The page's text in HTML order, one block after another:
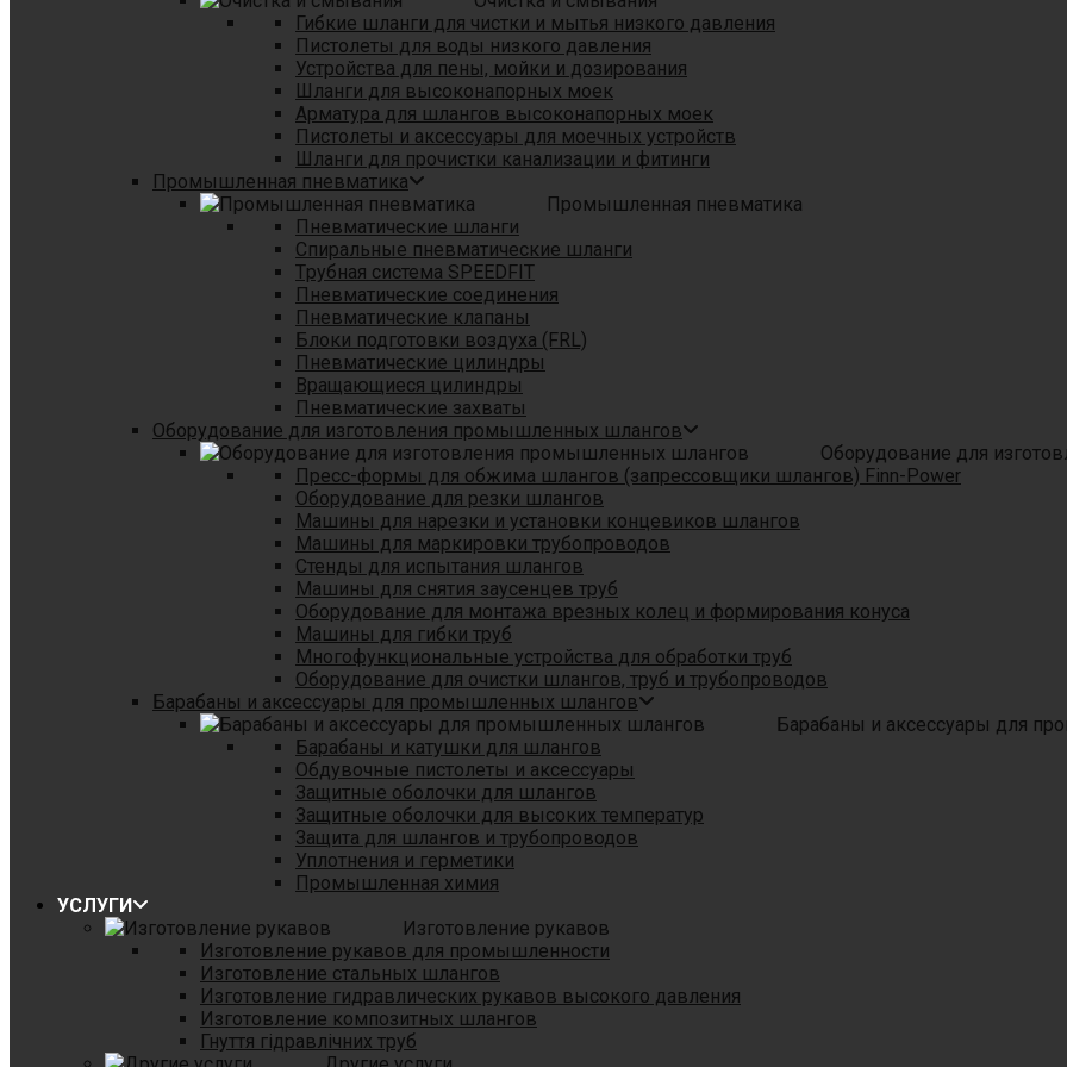
Гибкие шланги для чистки и мытья низкого давления
Пистолеты для воды низкого давления
Устройства для пены, мойки и дозирования
Шланги для высоконапорных моек
Арматура для шлангов высоконапорных моек
Пистолеты и аксессуары для моечных устройств
Шланги для прочистки канализации и фитинги
Промышленная пневматика
Промышленная пневматика
Пневматические шланги
Спиральные пневматические шланги
Tрубная система SPEEDFIT
Пневматические соединения
Пневматические клапаны
Блоки подготовки воздуха (FRL)
Пневматические цилиндры
Вращающиеся цилиндры
Пневматические захваты
Оборудование для изготовления промышленных шлангов
Оборудование для
Пресс-формы для обжима шлангов (запрессовщики шлангов) Finn-Power
Оборудование для резки шлангов
Машины для нарезки и установки концевиков шлангов
Машины для маркировки трубопроводов
Стенды для испытания шлангов
Машины для снятия заусенцев труб
Оборудование для монтажа врезных колец и формирования конуса
Машины для гибки труб
Многофункциональные устройства для обработки труб
Оборудование для очистки шлангов, труб и трубопроводов
Барабаны и аксессуары для промышленных шлангов
Барабаны и аксессуары для
Барабаны и катушки для шлангов
Обдувочные пистолеты и аксессуары
Защитные оболочки для шлангов
Защитные оболочки для высоких температур
Защита для шлангов и трубопроводов
Уплотнения и герметики
Промышленная химия
УСЛУГИ
Изготовление рукавов
Изготовление рукавов для промышленности
Изготовление стальных шлангов
Изготовление гидравлических рукавов высокого давления
Изготовление композитных шлангов
Гнуття гідравлічних труб